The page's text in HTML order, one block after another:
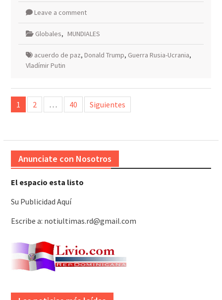
Leave a comment
Globales, MUNDIALES
acuerdo de paz, Donald Trump, Guerra Rusia-Ucrania,
Vladímir Putin
Paginación
de
1 2 … 40 Siguientes
Anunciate con Nosotros
El espacio esta listo
Su Publicidad Aquí
Escribe a: notiultimas.rd@gmail.com